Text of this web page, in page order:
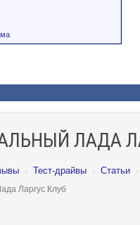
ЛАДА
· Тест-драйвы · Статьи ·
Ларгус Клуб